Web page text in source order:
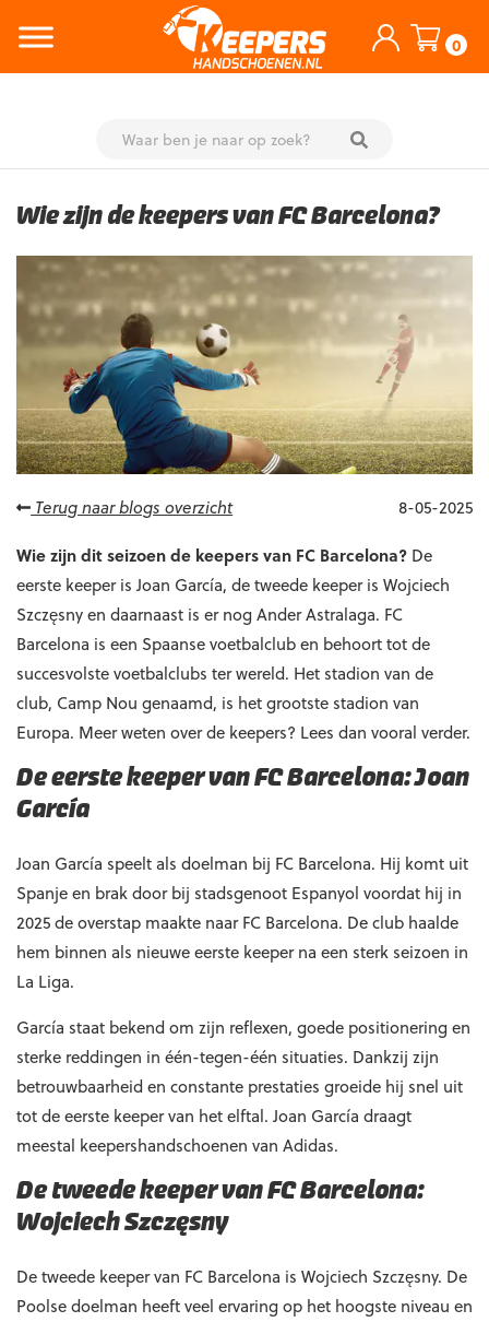
0
content
Wie zijn de keepers van FC Barcelona?
Terug naar blogs overzicht
8-05-2025
Wie zijn dit seizoen de keepers van FC Barcelona? De
eerste keeper is Joan García, de tweede keeper is Wojciech
Szczęsny en daarnaast is er nog Ander Astralaga. FC
Barcelona is een Spaanse voetbalclub en behoort tot de
succesvolste voetbalclubs ter wereld. Het stadion van de
club, Camp Nou genaamd, is het grootste stadion van
Europa. Meer weten over de keepers? Lees dan vooral verder.
De eerste keeper van FC Barcelona: Joan
García
Joan García speelt als doelman bij FC Barcelona. Hij komt uit
Spanje en brak door bij stadsgenoot Espanyol voordat hij in
2025 de overstap maakte naar FC Barcelona. De club haalde
hem binnen als nieuwe eerste keeper na een sterk seizoen in
La Liga.
García staat bekend om zijn reflexen, goede positionering en
sterke reddingen in één-tegen-één situaties. Dankzij zijn
betrouwbaarheid en constante prestaties groeide hij snel uit
tot de eerste keeper van het elftal. Joan García draagt
meestal keepershandschoenen van Adidas.
De tweede keeper van FC Barcelona:
Wojciech Szczęsny
De tweede keeper van FC Barcelona is Wojciech Szczęsny. De
Poolse doelman heeft veel ervaring op het hoogste niveau en